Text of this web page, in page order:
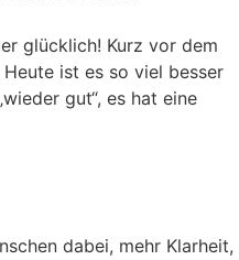
glücklich! Kurz vor dem
ist es so viel besser
gut“, es hat eine
dabei, mehr Klarheit,